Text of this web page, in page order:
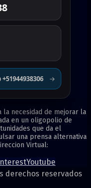
→
la necesidad de mejorar la
en un oligopolio de
que da el
una prensa alternativa
Virtual:
Youtube
derechos reservados